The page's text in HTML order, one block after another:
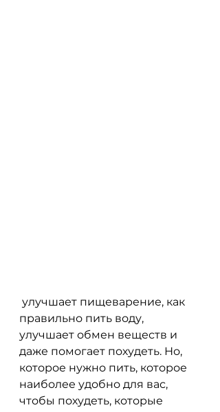
правильно пить воду,
улучшает обмен веществ и
даже помогает похудеть. Но,
которое нужно пить, которое
наиболее удобно для вас,
чтобы похудеть, которые